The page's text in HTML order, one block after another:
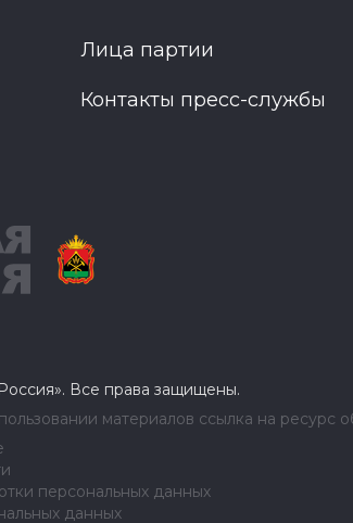
Лица партии
Контакты пресс-службы
Все права защищены.
материалов ссылка на ресурс
персональных данных
данных